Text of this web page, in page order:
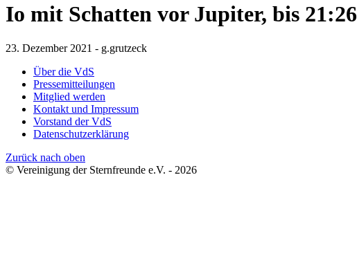
Io mit Schatten vor Jupiter, bis 21:26
23. Dezember 2021 - g.grutzeck
Über die VdS
Pressemitteilungen
Mitglied werden
Kontakt und Impressum
Vorstand der VdS
Datenschutzerklärung
Zurück nach oben
© Vereinigung der Sternfreunde e.V. - 2026